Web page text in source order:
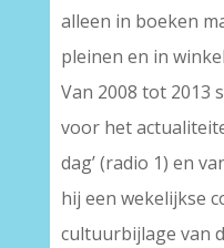
alleen in boeken
pleinen en in
Van 2008 tot 2013
voor het
dag’ (radio 1) en
hij een wekelijkse
cultuurbijlage van